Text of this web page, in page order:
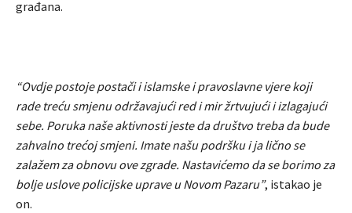
građana.
“Ovdje postoje postači i islamske i pravoslavne vjere koji
rade treću smjenu održavajući red i mir žrtvujući i izlagajući
sebe. Poruka naše aktivnosti jeste da društvo treba da bude
zahvalno trećoj smjeni. Imate našu podršku i ja lično se
zalažem za obnovu ove zgrade. Nastavićemo da se borimo za
bolje uslove policijske uprave u Novom Pazaru”, istakao je
on.